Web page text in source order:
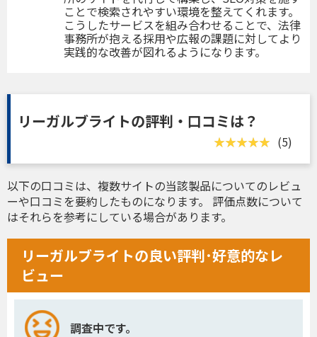
ことで検索されやすい環境を整えてくれます。
こうしたサービスを組み合わせることで、法律
事務所が抱える採用や広報の課題に対してより
実践的な改善が図れるようになります。
リーガルブライトの評判・口コミは？
(5)
以下の口コミは、複数サイトの当該製品についてのレビュ
ーや口コミを要約したものになります。 評価点数について
はそれらを参考にしている場合があります。
リーガルブライトの良い評判･好意的なレ
ビュー
調査中です。